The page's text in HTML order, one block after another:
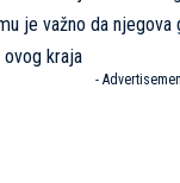
je važno da njegova
ovog kraja
-